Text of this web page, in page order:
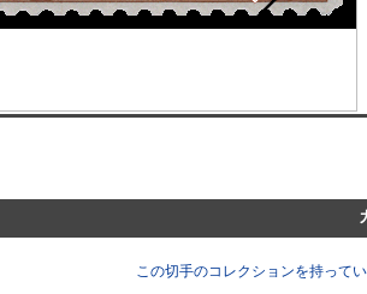
この切手のコレクションを持って